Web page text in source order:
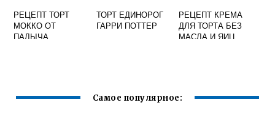
РЕЦЕПТ ТОРТ
МОККО ОТ
ПАЛЫЧА
ТОРТ ЕДИНОРОГ
ГАРРИ ПОТТЕР
РЕЦЕПТ КРЕМА
ДЛЯ ТОРТА БЕЗ
МАСЛА И ЯИЦ
Самое популярное: